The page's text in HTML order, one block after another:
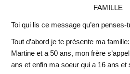
FAMILLE
Toi qui lis ce message qu’en penses-
Tout d’abord je te présente ma
Martine et a 50 ans, mon frère
ans et enfin ma soeur qui a 16 ans et